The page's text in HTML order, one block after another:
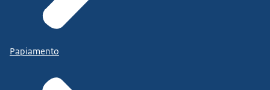
Papiamento